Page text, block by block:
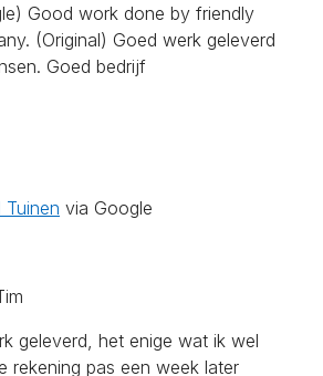
Good work done by friendly
(Original) Goed werk geleverd
Goed bedrijf
Tuinen via Google
geleverd, het enige wat ik wel
rekening pas een week later